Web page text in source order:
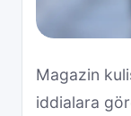
Magazin
iddialara